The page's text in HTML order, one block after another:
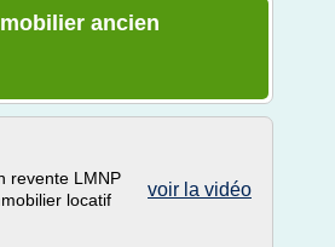
ancien
voir la vidéo
revente LMNP
locatif